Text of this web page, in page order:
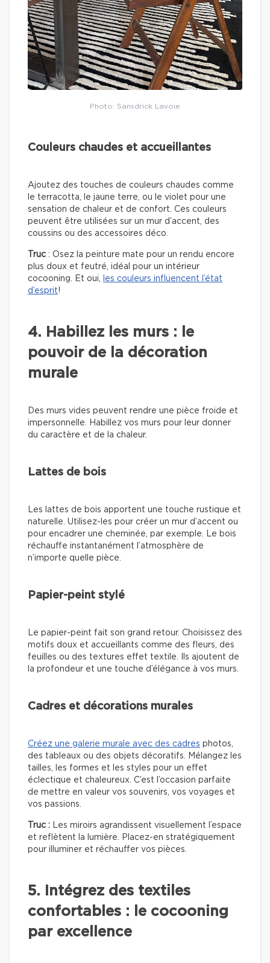
Photo: Sansdrick Lavoie
Couleurs chaudes et accueillantes
Ajoutez des touches de couleurs chaudes comme
le terracotta, le jaune terre, ou le violet pour une
sensation de chaleur et de confort. Ces couleurs
peuvent être utilisées sur un mur d’accent, des
coussins ou des accessoires déco.
Truc : Osez la peinture mate pour un rendu encore
plus doux et feutré, idéal pour un intérieur
cocooning. Et oui,
les couleurs influencent l’état
d’esprit!
4. Habillez les murs : le
pouvoir de la décoration
murale
Des murs vides peuvent rendre une pièce froide et
impersonnelle. Habillez vos murs pour leur donner
du caractère et de la chaleur.
Lattes de bois
Les lattes de bois apportent une touche rustique et
naturelle. Utilisez-les pour créer un mur d’accent ou
pour encadrer une cheminée, par exemple. Le bois
réchauffe instantanément l’atmosphère de
n’importe quelle pièce.
Papier-peint stylé
Le papier-peint fait son grand retour. Choisissez des
motifs doux et accueillants comme des fleurs, des
feuilles ou des textures effet textile. Ils ajoutent de
la profondeur et une touche d’élégance à vos murs.
Cadres et décorations murales
Créez une galerie murale avec des cadres photos,
des tableaux ou des objets décoratifs. Mélangez les
tailles, les formes et les styles pour un effet
éclectique et chaleureux. C’est l’occasion parfaite
de mettre en valeur vos souvenirs, vos voyages et
vos passions.
Truc : Les miroirs agrandissent visuellement l’espace
et reflètent la lumière. Placez-en stratégiquement
pour illuminer et réchauffer vos pièces.
5. Intégrez des textiles
confortables : le cocooning
par excellence